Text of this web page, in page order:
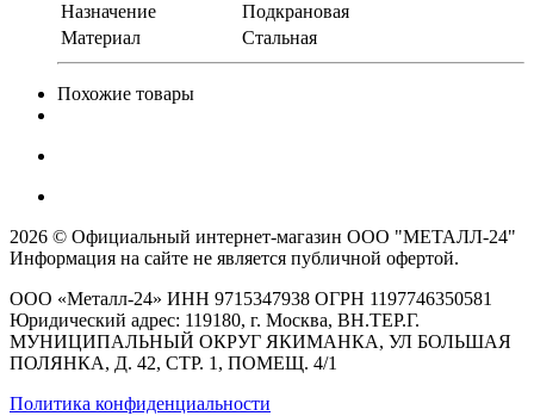
Назначение
Подкрановая
Материал
Стальная
Похожие товары
2026 © Официальный интернет-магазин ООО "МЕТАЛЛ-24"
Информация на сайте не является публичной офертой.
ООО «Металл-24» ИНН 9715347938 ОГРН 1197746350581
Юридический адрес: 119180, г. Москва, ВН.ТЕР.Г.
МУНИЦИПАЛЬНЫЙ ОКРУГ ЯКИМАНКА, УЛ БОЛЬШАЯ
ПОЛЯНКА, Д. 42, СТР. 1, ПОМЕЩ. 4/1
Политика конфиденциальности